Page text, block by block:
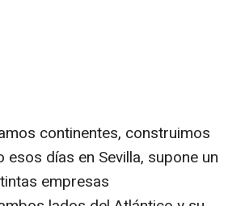
continentes, construimos
días en Sevilla, supone un
empresas